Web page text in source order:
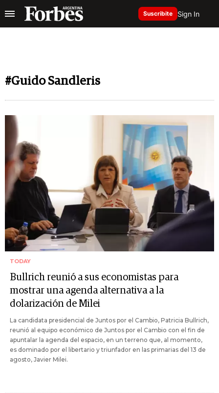
Suscribite Sign In
#Guido Sandleris
TODAY
Bullrich reunió a sus economistas para
mostrar una agenda alternativa a la
dolarización de Milei
La candidata presidencial de Juntos por el Cambio, Patricia Bullrich,
reunió al equipo económico de Juntos por el Cambio con el fin de
apuntalar la agenda del espacio, en un terreno que, al momento,
es dominado por el libertario y triunfador en las primarias del 13 de
agosto, Javier Milei.